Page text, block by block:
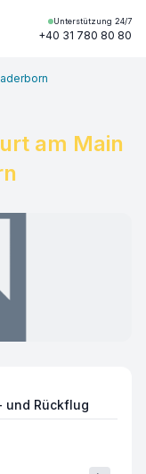
Unterstützung 24/7
+40 31 780 80 80
am Main
und Rückflug